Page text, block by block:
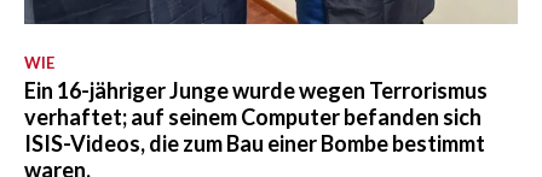
WIE
Ein 16-jähriger Junge wurde wegen Terrorismus
verhaftet; auf seinem Computer befanden sich
ISIS-Videos, die zum Bau einer Bombe bestimmt
waren.